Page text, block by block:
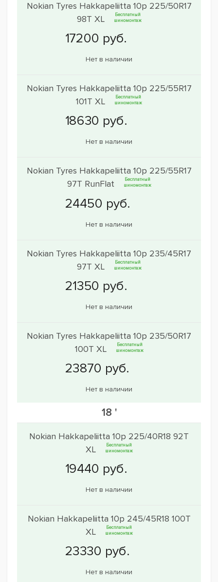
Nokian Tyres Hakkapeliitta 10p 225/50R17
98T XL
Бесплатный
шиномонтаж
Нет в наличии
Nokian Tyres Hakkapeliitta 10p 225/55R17
101T XL
Бесплатный
шиномонтаж
Нет в наличии
Nokian Tyres Hakkapeliitta 10p 225/55R17
97T RunFlat
Бесплатный
шиномонтаж
Нет в наличии
Nokian Tyres Hakkapeliitta 10p 235/45R17
97T XL
Бесплатный
шиномонтаж
Нет в наличии
Nokian Tyres Hakkapeliitta 10p 235/50R17
100T XL
Бесплатный
шиномонтаж
Нет в наличии
18 '
Nokian Hakkapeliitta 10p 225/40R18 92T
XL
Бесплатный
шиномонтаж
Нет в наличии
Nokian Hakkapeliitta 10p 245/45R18 100T
XL
Бесплатный
шиномонтаж
Нет в наличии